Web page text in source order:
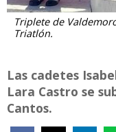
Triplete de
Triatlón.
Las cadetes
Lara Castro se
Cantos.